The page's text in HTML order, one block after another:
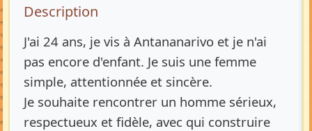
Description de l’annonce
Description
J'ai 24 ans, je vis à Antananarivo et je n'ai
pas encore d'enfant. Je suis une femme
simple, attentionnée et sincère.
Je souhaite rencontrer un homme sérieux,
respectueux et fidèle, avec qui construire